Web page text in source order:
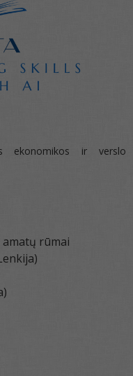
ekonomikos ir verslo
rūmai